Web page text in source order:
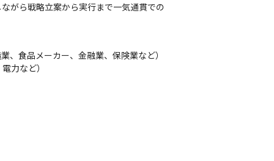
がら戦略立案から実行まで一気通貫での
、食品メーカー、金融業、保険業など）
力など）